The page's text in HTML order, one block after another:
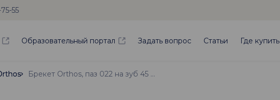
55
Образовательный портал Задать вопрос Статьи Где купить
Брекет Orthos, паз 022 на зуб 45 с крючком